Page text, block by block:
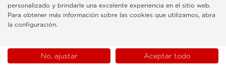
Privacy Policy
personalizado y brindarle una excelente experiencia en el sitio web.
Para obtener más información sobre las cookies que utilizamos, abra
la configuración.
No, ajustar Aceptar todo